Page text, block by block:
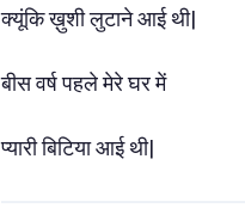
क्यूंकि ख़ुशी लुटाने आई थी|
बीस वर्ष पहले मेरे घर में
प्यारी बिटिया आई थी|